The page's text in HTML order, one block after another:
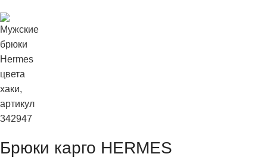
Брюки карго HERMES